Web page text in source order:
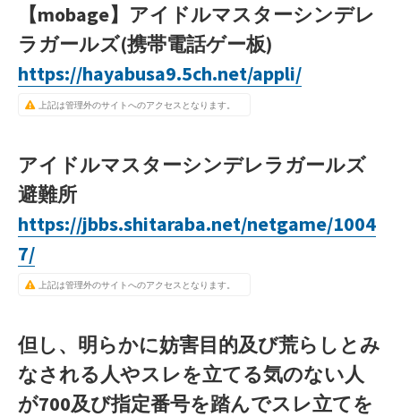
【mobage】アイドルマスターシンデレ
ラガールズ(携帯電話ゲー板)
https://hayabusa9.5ch.net/appli/
上記は管理外のサイトへのアクセスとなります。
アイドルマスターシンデレラガールズ
避難所
https://jbbs.shitaraba.net/netgame/1004
7/
上記は管理外のサイトへのアクセスとなります。
但し、明らかに妨害目的及び荒らしとみ
なされる人やスレを立てる気のない人
が700及び指定番号を踏んでスレ立てを